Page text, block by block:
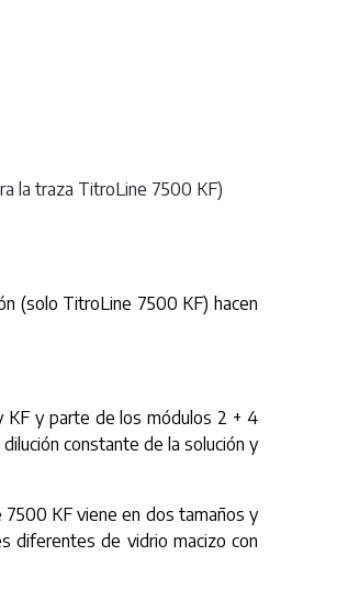
la traza TitroLine 7500 KF)
(solo TitroLine 7500 KF) hacen
KF y parte de los módulos 2 + 4
constante de la solución y
7500 KF viene en dos tamaños y
diferentes de vidrio macizo con